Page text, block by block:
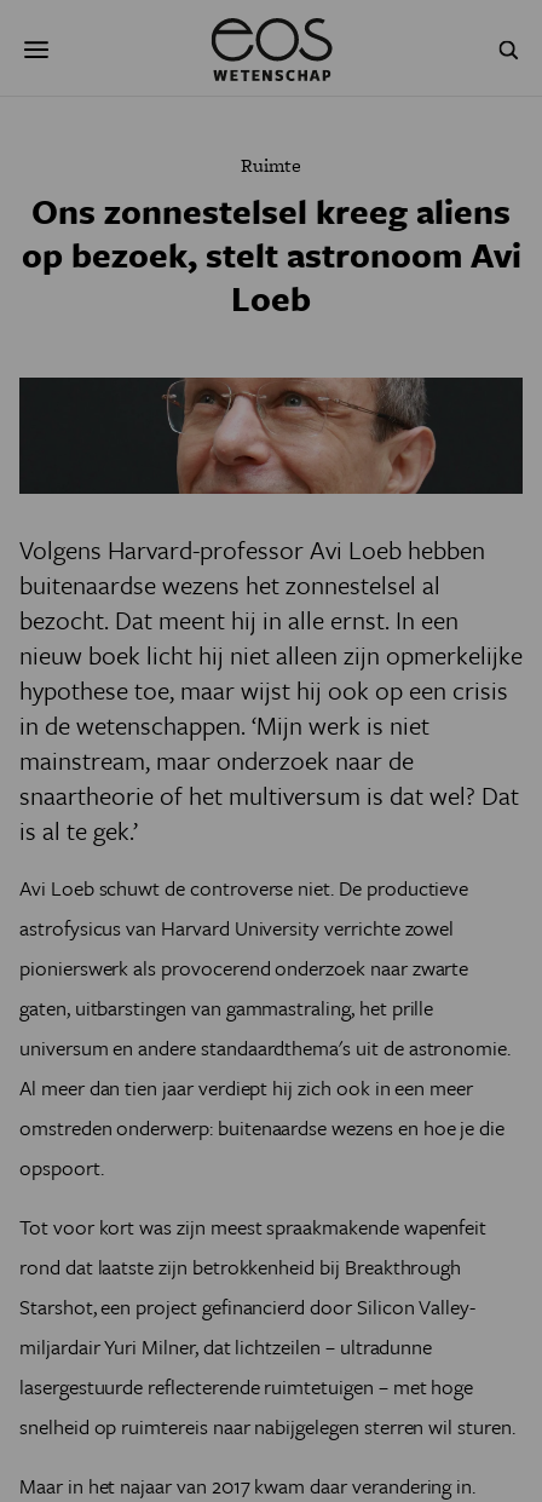
naar
NATUURWETENSCHAPPEN GESCHIEDENIS
PODCAST AGENDA
JONGE UITDAGERS
Ruimte
Ons zonnestelsel kreeg aliens
op bezoek, stelt astronoom Avi
Loeb
Volgens Harvard-professor Avi Loeb hebben
buitenaardse wezens het zonnestelsel al
bezocht. Dat meent hij in alle ernst. In een
nieuw boek licht hij niet alleen zijn opmerkelijke
hypothese toe, maar wijst hij ook op een crisis
in de wetenschappen. ‘Mijn werk is niet
mainstream, maar onderzoek naar de
snaartheorie of het multiversum is dat wel? Dat
is al te gek.’
Avi Loeb schuwt de controverse niet. De productieve
astrofysicus van Harvard University verrichte zowel
pionierswerk als provocerend onderzoek naar zwarte
gaten, uitbarstingen van gammastraling, het prille
universum en andere standaardthema's uit de astronomie.
Al meer dan tien jaar verdiept hij zich ook in een meer
omstreden onderwerp: buitenaardse wezens en hoe je die
opspoort.
Tot voor kort was zijn meest spraakmakende wapenfeit
rond dat laatste zijn betrokkenheid bij Breakthrough
Starshot, een project gefinancierd door Silicon Valley-
miljardair Yuri Milner, dat lichtzeilen – ultradunne
lasergestuurde reflecterende ruimtetuigen – met hoge
snelheid op ruimtereis naar nabijgelegen sterren wil sturen.
Maar in het najaar van 2017 kwam daar verandering in.